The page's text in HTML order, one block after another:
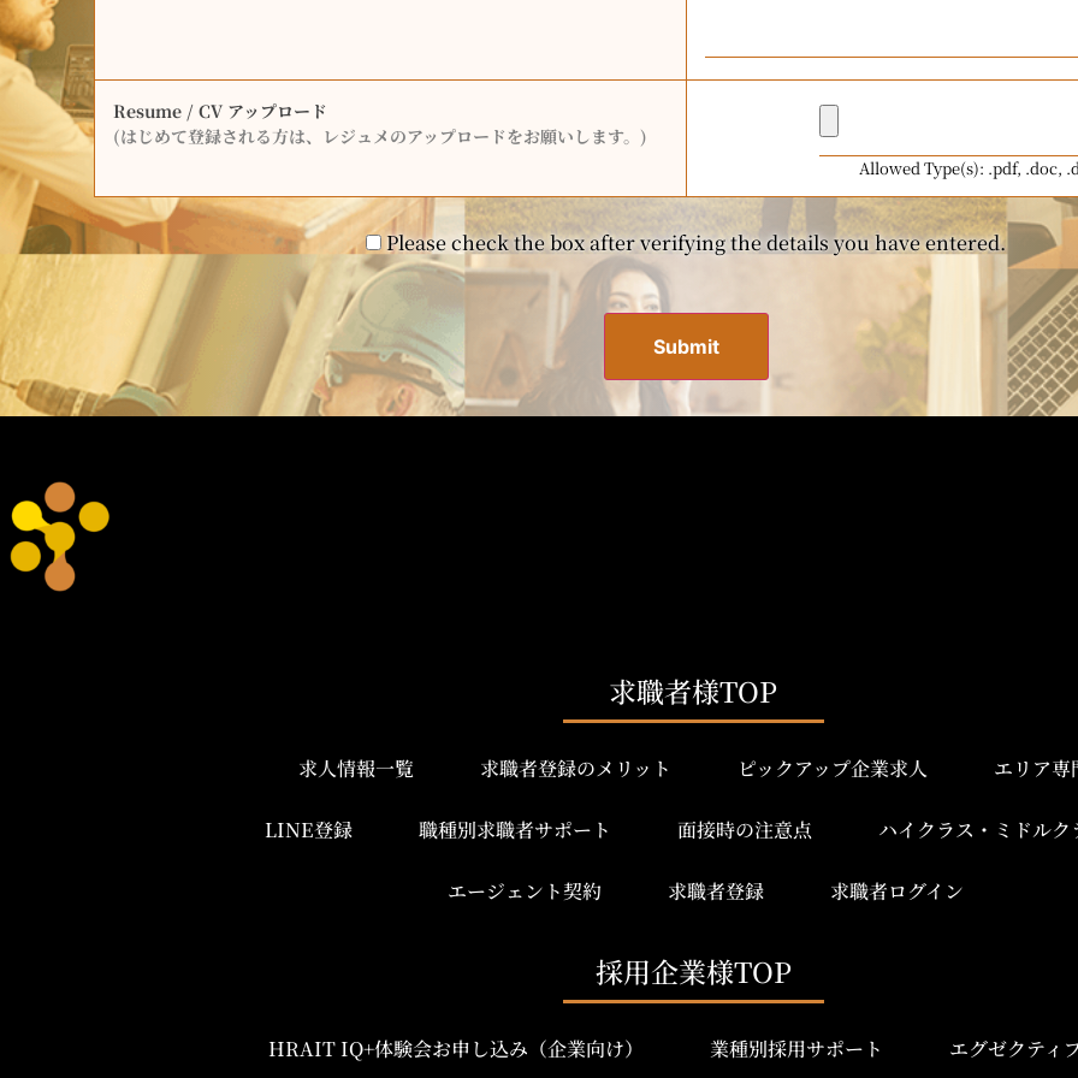
Resume / CV アップロード
(はじめて登録される方は、レジュメのアップロードをお願いします。)
Allowed Type(s): .pdf, .doc,
Please check the box after verifying the details you have entered.
求職者様TOP
求人情報一覧 求職者登録のメリット ピックアップ企業求人 エリア専
LINE登録 職種別求職者サポート 面接時の注意点 ハイクラス・ミドルク
エージェント契約 求職者登録 求職者ログイン
採用企業様TOP
HRAIT IQ+体験会お申し込み（企業向け） 業種別採用サポート エグゼクティ